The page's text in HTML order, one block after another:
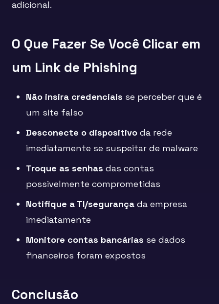
adicional.
O Que Fazer Se Você Clicar em
um Link de Phishing
Não insira credenciais se perceber que é
um site falso
Desconecte o dispositivo da rede
imediatamente se suspeitar de malware
Troque as senhas das contas
possivelmente comprometidas
Notifique a TI/segurança da empresa
imediatamente
Monitore contas bancárias se dados
financeiros foram expostos
Conclusão